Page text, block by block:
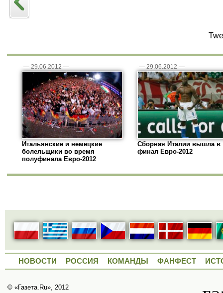
— 29.06.2012 —
Итальянские и немецкие
болельщики во время
полуфинала Евро-2012
— 29.06.2012 —
Сборная Италии вышла в
финал Евро-2012
НОВОСТИ РОССИЯ КОМАНДЫ ФАНФЕСТ
© «Газета.Ru», 2012